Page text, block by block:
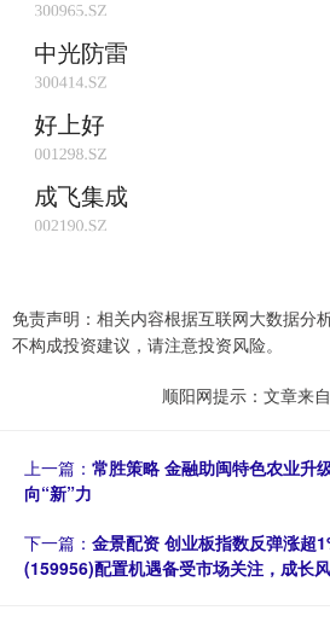
免责声明：相关内容根据互联网大数据分
不构成投资建议，请注意投资风险。
顺阳网提示：文章来
上一篇： 常胜策略 金融助闽特色农业升
向“新”力
下一篇： 金景配资 创业板指数反弹涨超
(159956)配置机遇备受市场关注，成长